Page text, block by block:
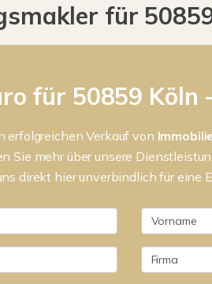
für
für 50859 Köln
erfolgreichen Verkauf von
Sie mehr über unsere
direkt hier unverbindlich für eine